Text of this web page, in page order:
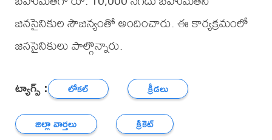
జనసైనికుల సౌజన్యంతో అందించారు. ఈ కార్యక్రమంలో
జనసైనికులు పాల్గొన్నారు.
ట్యాగ్స్ : లోకల్
క్రీడలు
జిల్లా వార్తలు
క్రికెట్